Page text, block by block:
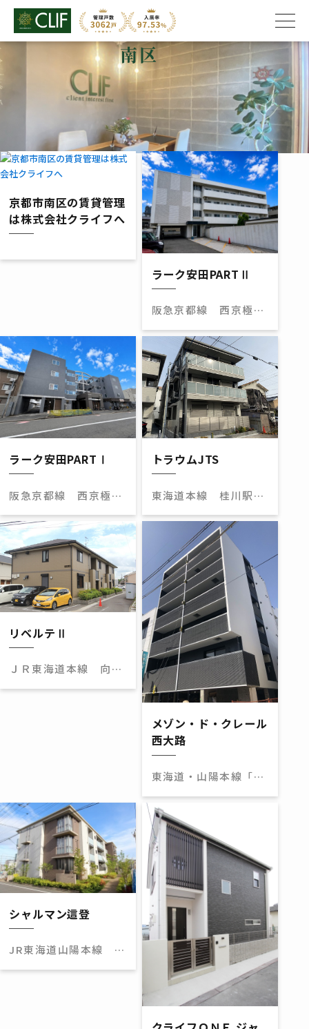
南区
>エリア>南区
京都市南区の賃貸管理
は株式会社クライフへ
ラーク安田PARTⅡ
阪急京都線 西京極
ラーク安田PARTⅠ
阪急京都線 西京極
トラウムJTS
東海道本線 桂川駅
リベルテⅡ
ＪＲ東海道本線 向日
メゾン・ド・クレール
西大路
東海道・山陽本線「西
シャルマン這登
JR東海道山陽本線 西